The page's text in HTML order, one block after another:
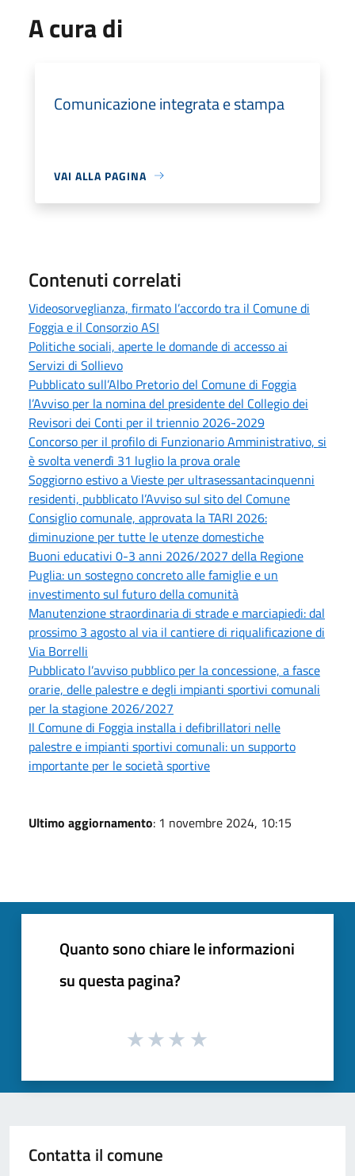
A cura di
Comunicazione integrata e stampa
VAI ALLA PAGINA
Contenuti correlati
Videosorveglianza, firmato l’accordo tra il Comune di
Foggia e il Consorzio ASI
Politiche sociali, aperte le domande di accesso ai
Servizi di Sollievo
Pubblicato sull’Albo Pretorio del Comune di Foggia
l’Avviso per la nomina del presidente del Collegio dei
Revisori dei Conti per il triennio 2026-2029
Concorso per il profilo di Funzionario Amministrativo, si
è svolta venerdì 31 luglio la prova orale
Soggiorno estivo a Vieste per ultrasessantacinquenni
residenti, pubblicato l’Avviso sul sito del Comune
Consiglio comunale, approvata la TARI 2026:
diminuzione per tutte le utenze domestiche
Buoni educativi 0-3 anni 2026/2027 della Regione
Puglia: un sostegno concreto alle famiglie e un
investimento sul futuro della comunità
Manutenzione straordinaria di strade e marciapiedi: dal
prossimo 3 agosto al via il cantiere di riqualificazione di
Via Borrelli
Pubblicato l’avviso pubblico per la concessione, a fasce
orarie, delle palestre e degli impianti sportivi comunali
per la stagione 2026/2027
Il Comune di Foggia installa i defibrillatori nelle
palestre e impianti sportivi comunali: un supporto
importante per le società sportive
Ultimo aggiornamento: 1 novembre 2024, 10:15
Quanto sono chiare le informazioni
su questa pagina?
Contatta il comune